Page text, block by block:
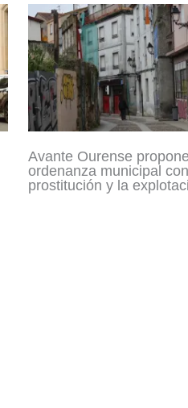
Avante Ourense
ordenanza municipal
prostitución y la